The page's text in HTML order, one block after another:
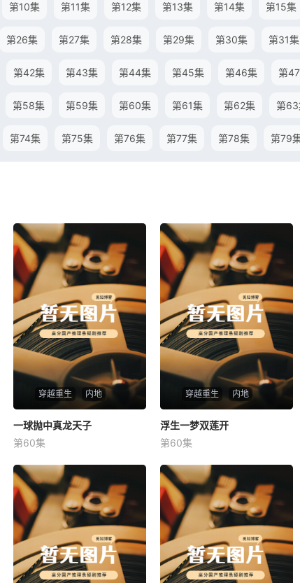
第10集 第11集 第12集 第13集 第14集 第15集
第26集 第27集 第28集 第29集 第30集 第31集
第42集 第43集 第44集 第45集 第46集 第
第58集 第59集 第60集 第61集 第62集 第
第74集 第75集 第76集 第77集 第78集 第79
穿越重生 内地
一球抛中真龙天子
未知
一球抛中真龙天子
第60集
穿越重生 内地
浮生一梦双莲开
未知
浮生一梦双莲开
第60集